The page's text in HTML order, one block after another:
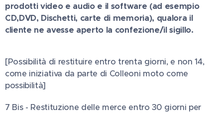
prodotti video e audio e il software (ad esempio
CD,DVD, Dischetti, carte di memoria), qualora il
cliente ne avesse aperto la confezione/il sigillo.
[Possibilità di restituire entro trenta giorni, e non 14,
come iniziativa da parte di Colleoni moto come
possibilità]
7 Bis - Restituzione delle merce entro 30 giorni per